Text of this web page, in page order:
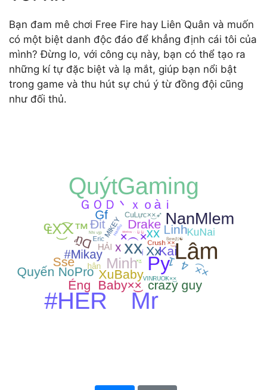
Bạn đam mê chơi Free Fire hay Liên Quân và muốn
có một biệt danh độc đáo để khẳng định cái tôi của
mình? Đừng lo, với công cụ này, bạn có thể tạo ra
những kí tự đặc biệt và lạ mắt, giúp bạn nổi bật
trong game và thu hút sự chú ý từ đồng đội cũng
như đối thủ.